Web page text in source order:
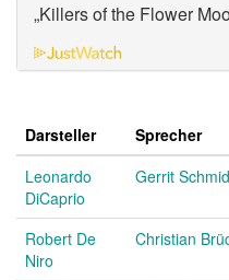
„Killers of the Flower
Darsteller Sprecher
Leonardo
DiCaprio
Gerrit
Robert De
Niro
Christian